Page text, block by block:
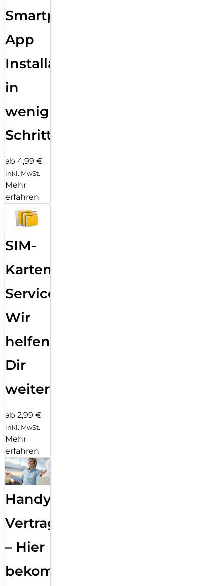
verwende Siri und erhalte Mitteilungen. Die Series 11 (GPS)
funktioniert mit deinem iPhone und im WLAN, damit du in
Smartphone
App
Installation
in
wenigen
Schritten
ab 4,99 €
inkl. MwSt.
Mehr
erfahren
SIM-
Karten
Service:
Wir
helfen
Dir
weiter
ab 2,99 €
inkl. MwSt.
Mehr
erfahren
Handy
Vertragsabwicklung
– Hier
bekommst